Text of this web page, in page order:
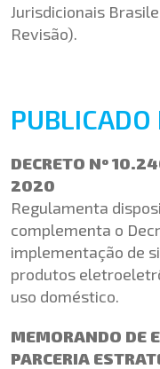
Jurisdicionais
Revisão).
DECRETO Nº
2020
Regulamenta
complementa o
implementação de
produtos
uso doméstico.
MEMORANDO DE
PARCERIA